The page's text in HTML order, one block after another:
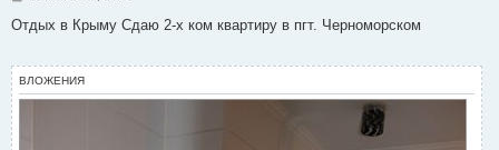
о
б
н
и
е
Отдых в Крыму Сдаю 2-х ком квартиру в пгт. Черноморском
ВЛОЖЕНИЯ